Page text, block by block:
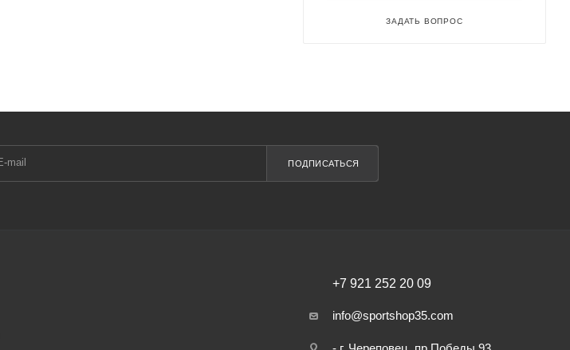
ЗАДАТЬ ВОПРОС
ПОДПИСАТЬСЯ
+7 921 252 20 09
info@sportshop35.com